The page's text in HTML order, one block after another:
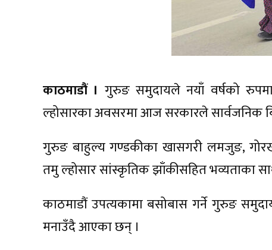
काठमाडौं । गुरुङ समुदायले नयाँ वर्षको
ल्होसारका अवसरमा आज सरकारले सार्वजनिक
गुरुङ बाहुल्य गण्डकीका खासगरी लमजुङ,
तमु ल्होसार सांस्कृतिक झाँकीसहित भव्यताका
काठमाडौं उपत्यकामा बसोबास गर्ने गुरुङ
मनाउँदै आएका छन् ।